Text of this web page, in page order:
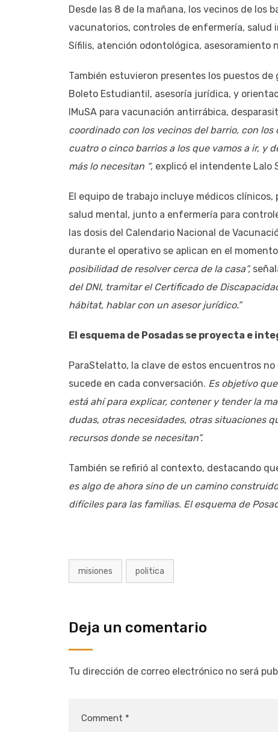
Desde las 8 de la mañana, los vecinos de los
vacunatorios, controles de enfermería, salud
Sífilis, atención odontológica, asesoramiento
También estuvieron presentes los puestos
Boleto Estudiantil, asesoría jurídica, y
IMuSA para vacunación antirrábica,
coordinado con los vecinos del barrio, con los
cuatro o cinco barrios a los que vamos a ir, y
más lo necesitan “, explicó el intendente Lalo
El equipo de trabajo incluye médicos
salud mental, junto a enfermería para
las dosis del Calendario Nacional de
durante el operativo se aplican en el
posibilidad de resolver cerca de la casa”,
del DNI, tramitar el Certificado de
hábitat, hablar con un asesor jurídico.”
El esquema de Posadas se proyecta e
ParaStelatto, la clave de estos encuentros
sucede en cada conversación. Es objetivo
está ahí para explicar, contener y tender la
dudas, otras necesidades, otras situaciones
recursos donde se necesitan”.
También se refirió al contexto, destacando
es algo de ahora sino de un camino
difíciles para las familias. El esquema de
misiones politica
Deja un comentario
Tu dirección de correo electrónico no será